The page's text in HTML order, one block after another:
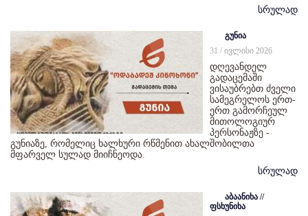
სრულად
გუნია
31 / ივლისი 2026
დღევანდელ
გადაცემაში
ვისაუბრებთ ძველი
სამეგრელოს ერთ-
ერთ გამორჩეულ
მითოლოგიურ
პერსონაჟზე -
გუნიაზე, რომელიც ხალხური რწმენით ახალშობილთა
მფარველ სულად მიიჩნეოდა.
სრულად
აბაანიხა //
ფსხუნიხა